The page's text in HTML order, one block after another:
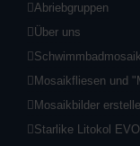
Abriebgruppen
Über uns
Schwimmbadmosaik
Mosaikfliesen und
Mosaikbilder
Starlike Litokol EVO